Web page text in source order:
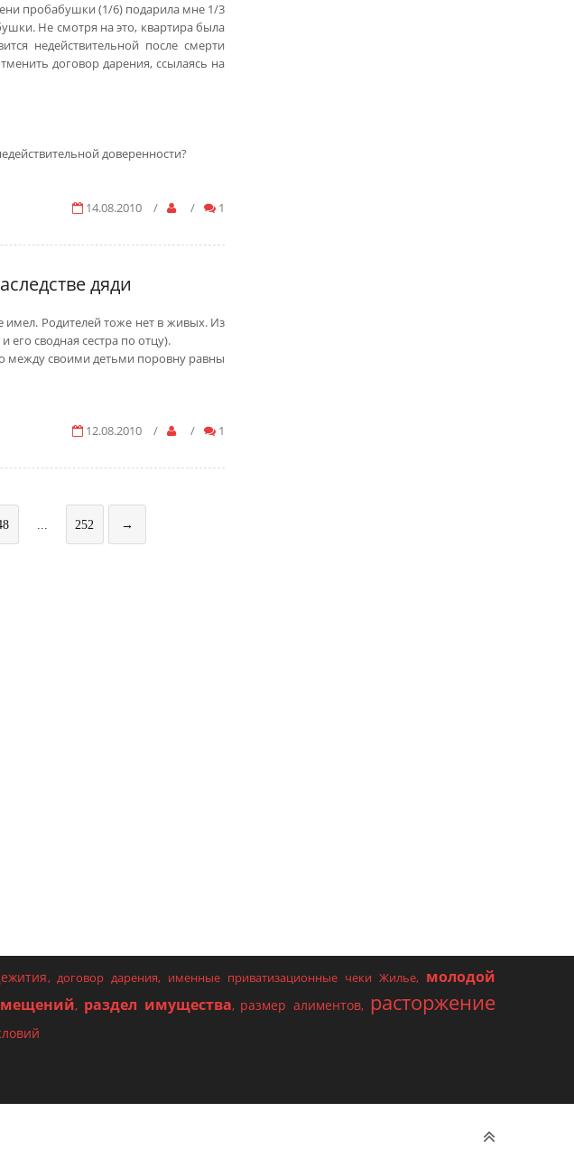
пробабушки (1/6) подарила мне 1/3
Не смотря на это, квартира была
недействительной после смерти
договор дарения, ссылаясь на
доверенности?
14.08.2010 / / 1
дяди
Родителей тоже нет в живых. Из
сводная сестра по отцу).
между своими детьми поровну равны
12.08.2010 / / 1
... 252 →
,договор дарения, именные приватизационные чеки Жилье, молодой
, раздел имущества, размер алиментов, расторжение